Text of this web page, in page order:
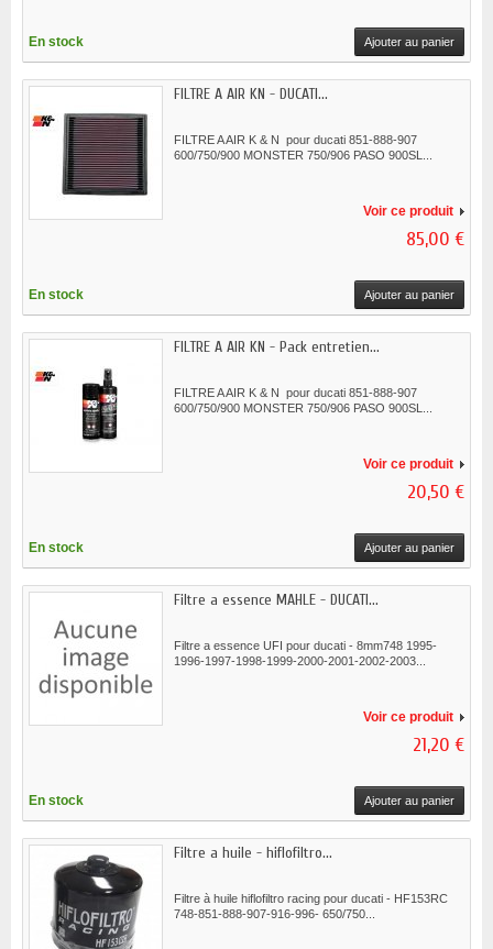
En stock Ajouter au panier
FILTRE A AIR KN - DUCATI...
FILTRE A AIR K & N pour ducati 851-888-907
600/750/900 MONSTER 750/906 PASO 900SL...
Voir ce produit
85,00 €
En stock Ajouter au panier
FILTRE A AIR KN - Pack entretien...
FILTRE A AIR K & N pour ducati 851-888-907
600/750/900 MONSTER 750/906 PASO 900SL...
Voir ce produit
20,50 €
En stock Ajouter au panier
Filtre a essence MAHLE - DUCATI...
Filtre a essence UFI pour ducati - 8mm748 1995-
1996-1997-1998-1999-2000-2001-2002-2003...
Voir ce produit
21,20 €
En stock Ajouter au panier
Filtre a huile - hiflofiltro...
Filtre à huile hiflofiltro racing pour ducati - HF153RC
748-851-888-907-916-996- 650/750...